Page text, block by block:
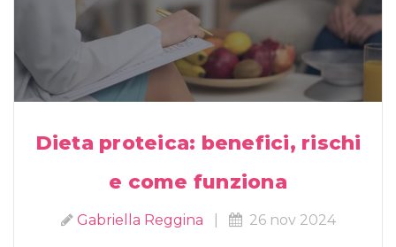
Dieta proteica: benefici, rischi
e come funziona
Gabriella Reggina 26 nov 2024